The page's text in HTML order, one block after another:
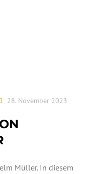
28. November 2023
Müller. In diesem